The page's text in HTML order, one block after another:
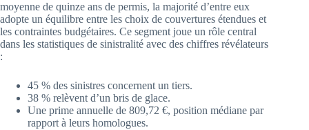
moyenne de quinze ans de permis, la majorité d’entre eux
adopte un équilibre entre les choix de couvertures étendues et
les contraintes budgétaires. Ce segment joue un rôle central
dans les statistiques de sinistralité avec des chiffres révélateurs
:
45 % des sinistres concernent un tiers.
38 % relèvent d’un bris de glace.
Une prime annuelle de 809,72 €, position médiane par
rapport à leurs homologues.